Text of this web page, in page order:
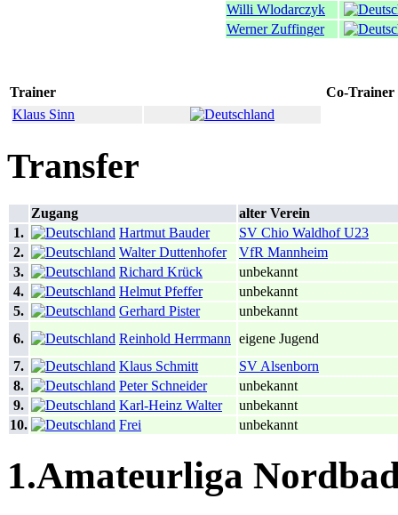
Willi Wlodarczyk
Werner Zuffinger
Trainer
Co-Trainer
Klaus Sinn
Transfer
Zugang
alter Verein
1.
Hartmut Bauder
SV Chio Waldhof U23
2.
Walter Duttenhofer
VfR Mannheim
3.
Richard Krück
unbekannt
4.
Helmut Pfeffer
unbekannt
5.
Gerhard Pister
unbekannt
6.
Reinhold Herrmann eigene Jugend
7.
Klaus Schmitt
SV Alsenborn
8.
Peter Schneider
unbekannt
9.
Karl-Heinz Walter
unbekannt
10.
Frei unbekannt
1.Amateurliga